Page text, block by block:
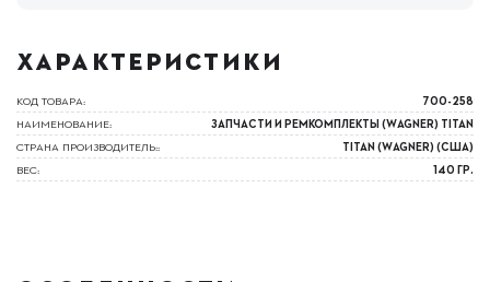
ХАРАКТЕРИСТИКИ
КОД ТОВАРА:
700-258
НАИМЕНОВАНИЕ:
ЗАПЧАСТИ И РЕМКОМПЛЕКТЫ (WAGNER) TITAN
СТРАНА ПРОИЗВОДИТЕЛЬ::
TITAN (WAGNER) (США)
ВЕС:
140 ГР.